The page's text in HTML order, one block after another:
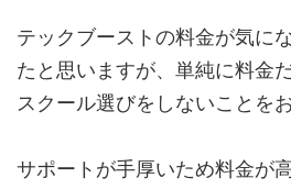
テックブーストの料金が気に
たと思いますが、単純に料金
スクール選びをしないことを
サポートが手厚いため料金が